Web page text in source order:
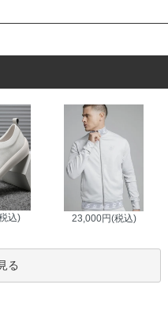
込) 23,000円(税込)
る